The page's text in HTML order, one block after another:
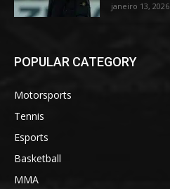
janeiro 13, 2026
POPULAR CATEGORY
Motorsports
Tennis
Esports
Basketball
MMA